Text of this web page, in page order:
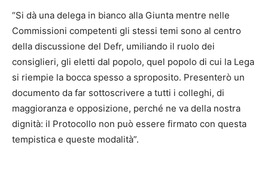
“Si dà una delega in bianco alla Giunta mentre nelle
Commissioni competenti gli stessi temi sono al centro
della discussione del Defr, umiliando il ruolo dei
consiglieri, gli eletti dal popolo, quel popolo di cui la Lega
si riempie la bocca spesso a sproposito. Presenterò un
documento da far sottoscrivere a tutti i colleghi, di
maggioranza e opposizione, perché ne va della nostra
dignità: il Protocollo non può essere firmato con questa
tempistica e queste modalità”.